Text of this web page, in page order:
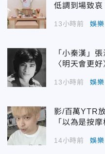
低調到場致哀
13小時前 娛樂
「小秦漢」
〈明天會更
13小時前 娛樂
影/百萬YTR
「以為是按
14小時前 娛樂